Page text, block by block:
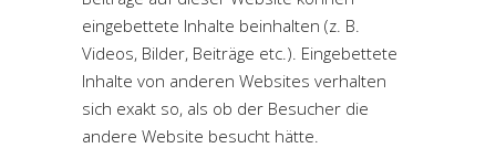
eingebettete Inhalte beinhalten (z. B.
Videos, Bilder, Beiträge etc.). Eingebettete
Inhalte von anderen Websites verhalten
sich exakt so, als ob der Besucher die
andere Website besucht hätte.